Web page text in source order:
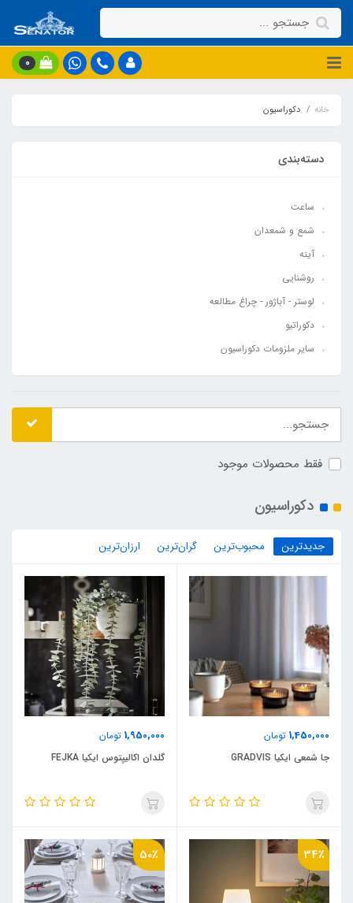
0
خانه دکوراسیون
دسته‌بندی
ساعت
شمع و شمعدان
آینه
روشنایی
لوستر - آباژور - چراغ مطالعه
دکوراتیو
سایر ملزومات دکوراسیون
فقط محصولات موجود
دکوراسیون
جدیدترین محبوب‌ترین گران‌ترین ارزان‌ترین
1,450,000 تومان
جا شمعی ایکیا GRADVIS
1,950,000 تومان
گلدان اکالیپتوس ایکیا FEJKA
34٪ 50٪